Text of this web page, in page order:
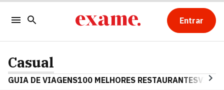
Entrar
Casual
GUIA DE VIAGENS100 MELHORES RESTAURANTES